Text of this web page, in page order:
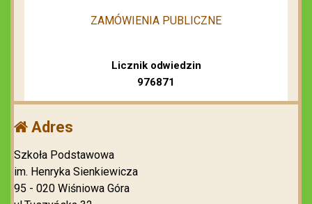
ZAMÓWIENIA PUBLICZNE
Licznik odwiedzin
976871
Adres
Szkoła Podstawowa
im. Henryka Sienkiewicza
95 - 020 Wiśniowa Góra